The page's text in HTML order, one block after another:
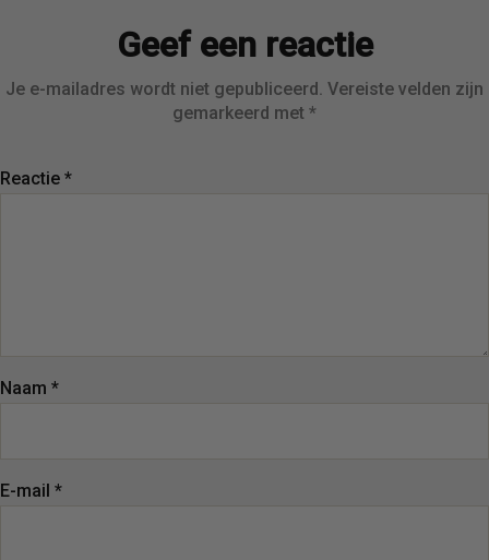
Geef een reactie
Je e-mailadres wordt niet gepubliceerd. Vereiste velden zijn
gemarkeerd met *
Reactie *
Naam *
E-mail *